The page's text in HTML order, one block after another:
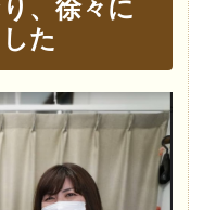
、徐々に
た